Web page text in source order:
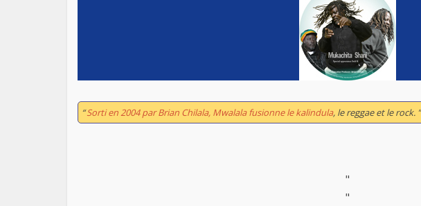
“Sorti en 2004 par Brian Chilala, Mwalala fusionne le kalindula, le reggae et le rock. ”
"
"